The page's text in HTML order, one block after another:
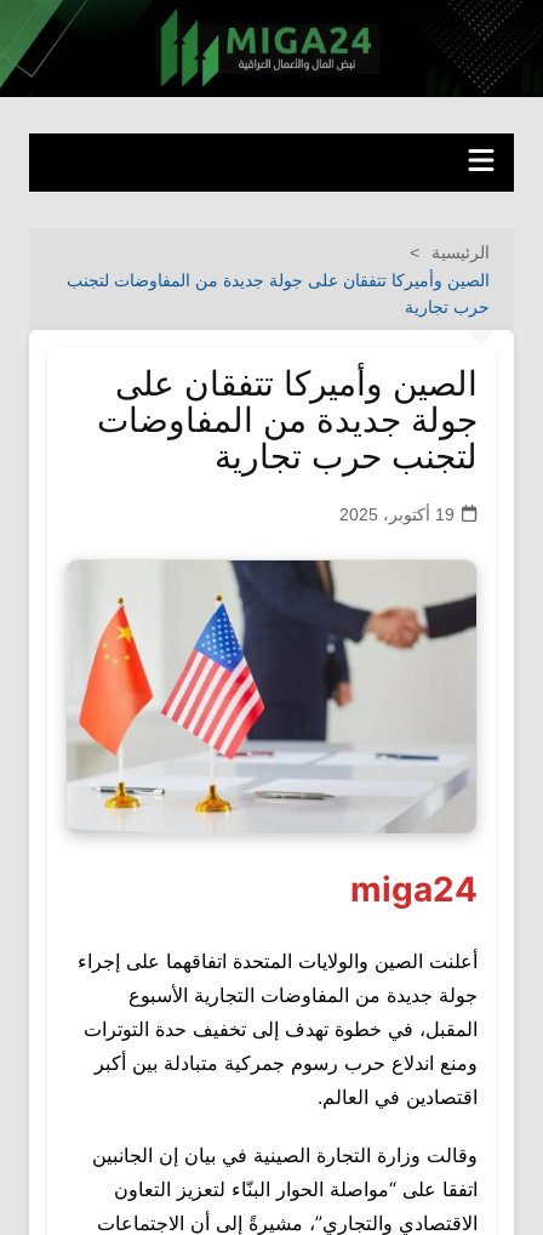
التجاوز
إلى
المحتوى
miga24.com نبض المال والأعمال العراقية
الرئيسية
الصين وأميركا تتفقان على جولة جديدة من المفاوضات لتجنب
حرب تجارية
الصين وأميركا تتفقان على
جولة جديدة من المفاوضات
لتجنب حرب تجارية
19 أكتوبر، 2025
miga24
أعلنت الصين والولايات المتحدة اتفاقهما على إجراء
جولة جديدة من المفاوضات التجارية الأسبوع
المقبل، في خطوة تهدف إلى تخفيف حدة التوترات
ومنع اندلاع حرب رسوم جمركية متبادلة بين أكبر
اقتصادين في العالم.
وقالت وزارة التجارة الصينية في بيان إن الجانبين
اتفقا على “مواصلة الحوار البنّاء لتعزيز التعاون
الاقتصادي والتجاري”، مشيرةً إلى أن الاجتماعات